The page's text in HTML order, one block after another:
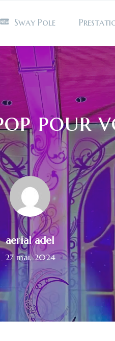
Sway Pole
pour
aerial adel
27 mai, 2024